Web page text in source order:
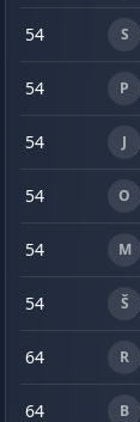
54 S
54 P
54 J
54 O
54 M
54 Š
64 R
64 B